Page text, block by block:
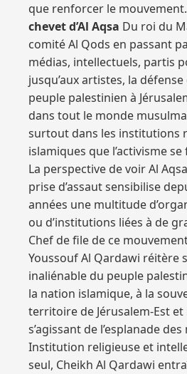
que renforcer le mouvement.
chevet d’Al Aqsa Du roi du
comité Al Qods en passant
médias, intellectuels, partis
jusqu’aux artistes, la
peuple palestinien à
dans tout le monde
surtout dans les institutions
islamiques que l’activisme
La perspective de voir Al
prise d’assaut sensibilise
années une multitude
ou d’institutions liées à de
Chef de file de ce
Youssouf Al Qardawi réitère
inaliénable du peuple
la nation islamique, à la
territoire de Jérusalem-Est
s’agissant de l’esplanade
Institution religieuse et
seul, Cheikh Al Qardawi